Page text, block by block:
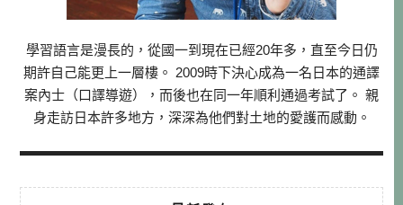
學習語言是漫長的，從國一到現在已經20年多，直至今日仍
期許自己能更上一層樓。 2009時下決心成為一名日本的通譯
案內士（口譯導遊），而後也在同一年順利通過考試了。 親
身走訪日本許多地方，深深為他們對土地的愛護而感動。